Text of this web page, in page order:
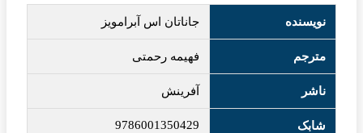
نویسنده جاناتان اس آبرامویز
مترجم فهیمه رحمتی
ناشر آفرینش
شابک 9786001350429